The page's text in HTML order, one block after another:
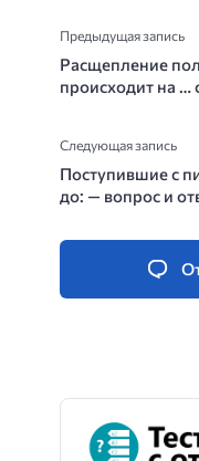
Предыдущая запись
Расщепление
происходит на …
Следующая запись
Поступившие с
до: — вопрос и